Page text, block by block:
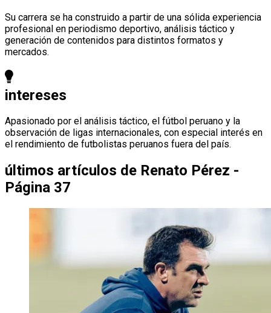
Su carrera se ha construido a partir de una sólida experiencia
profesional en periodismo deportivo, análisis táctico y
generación de contenidos para distintos formatos y
mercados.
intereses
Apasionado por el análisis táctico, el fútbol peruano y la
observación de ligas internacionales, con especial interés en
el rendimiento de futbolistas peruanos fuera del país.
últimos artículos de Renato Pérez -
Página 37